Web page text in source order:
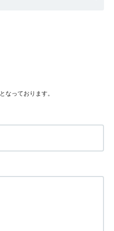
なっております。